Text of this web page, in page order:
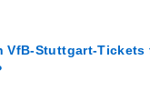
VfB-Stuttgart-Tickets